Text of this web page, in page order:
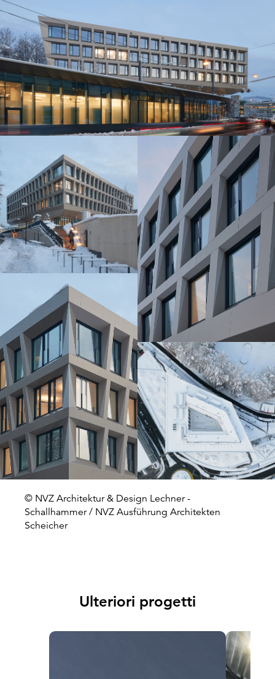
© NVZ Architektur & Design Lechner -
Schallhammer / NVZ Ausführung Architekten
Scheicher
Ulteriori progetti